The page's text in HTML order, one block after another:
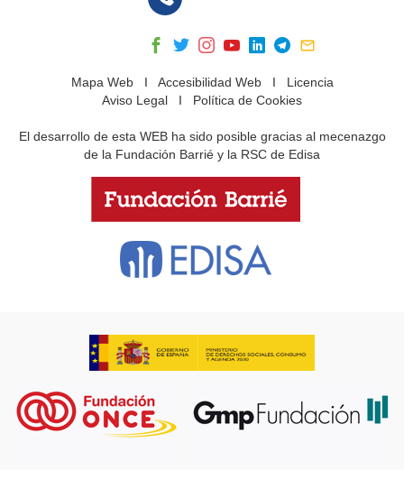
Mapa WebI Accesibilidad WebI Licencia
Aviso Legal I Política de Cookies
El desarrollo de esta WEB ha sido posible gracias al mecenazgo
de la Fundación Barrié y la RSC de Edisa